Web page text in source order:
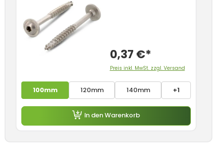
100mm 120mm 140mm +1
0,37 €*
Preis inkl. MwSt. zzgl. Versand
In den Warenkorb